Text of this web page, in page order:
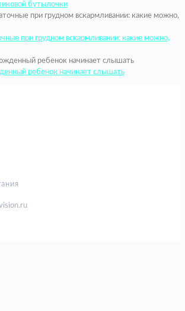
бутылочки
при грудном вскармливании: какие можно,
ребенок начинает слышать